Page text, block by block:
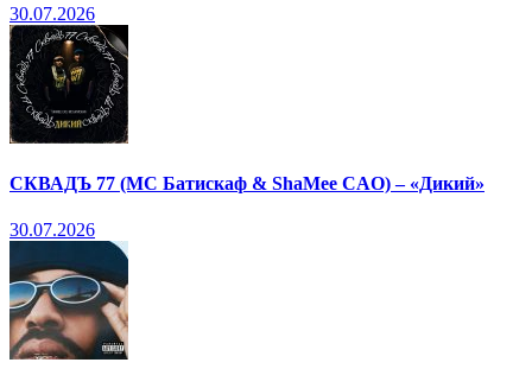
30.07.2026
СКВАДЪ 77 (МС Батискаф & ShaMee CAO) – «Дикий»
30.07.2026